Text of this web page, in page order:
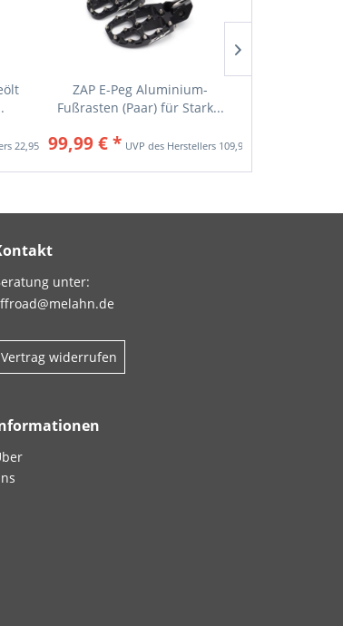
22,95 € *
ZAP E-Peg Aluminium-
Fußrasten (Paar) für Stark...
99,99 € * 109,95 € *
unter:
Vertrag widerrufen